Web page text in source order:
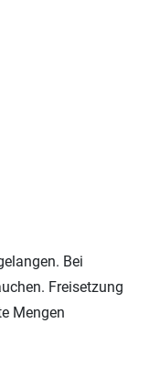
Bei
Freisetzung
Mengen